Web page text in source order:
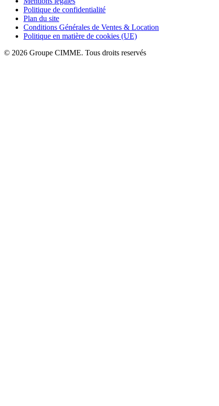
Politique de confidentialité
Plan du site
Conditions Générales de Ventes & Location
Politique en matière de cookies (UE)
© 2026 Groupe CIMME. Tous droits reservés